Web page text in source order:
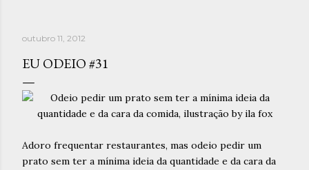
outubro 11, 2012
EU ODEIO #31
Adoro frequentar restaurantes, mas odeio pedir um
prato sem ter a mínima ideia da quantidade e da cara da